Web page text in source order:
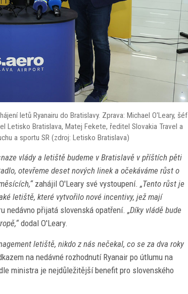
letů Ryanairu do Bratislavy. Zprava: Michael O'Leary, šéf
Letisko Bratislava, Matej Fekete, ředitel Slovakia Travel a
a sportu SR (zdroj: Letisko Bratislava)
vlády a letiště budeme v Bratislavě v příštích pěti
otevřeme deset nových linek a očekáváme růst o
zahájil O'Leary své vystoupení. „Tento růst je
letiště, které vytvořilo nové incentivy, jež mají
nedávno přijatá slovenská opatření. „Díky vládě bude
dodal O'Leary.
letiště, nikdo z nás nečekal, co se za dva roky
na nedávné rozhodnutí Ryanair po útlumu na
ministra je nejdůležitější benefit pro slovenského